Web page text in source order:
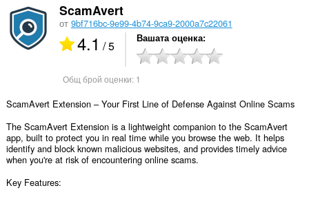
ScamAvert
от 9bf716bc-9e99-4b74-9ca9-2000a7c22061
4.1 / 5 Вашата оценка
Общ брой оценки: 1
ScamAvert Extension – Your First Line of Defense Against Online Scams
The ScamAvert Extension is a lightweight companion to the ScamAvert
app, built to protect you in real time while you browse the web. It helps
identify and block known malicious websites, and provides timely advice
when you're at risk of encountering online scams.
Key Features: